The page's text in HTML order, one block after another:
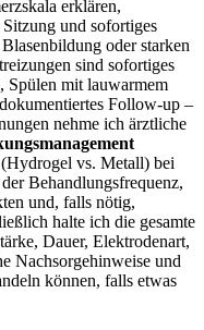
erklären,​
und sofortiges
oder starken
sind sofortiges‌
Spülen ⁢mit‌ lauwarmem
Follow-up –
⁣nehme ich ärztliche
vs. Metall) bei
Behandlungsfrequenz,
und, falls nötig,
halte ich‌ die gesamte
⁤Dauer, Elektrodenart,
Nachsorgehinweise ​und
können, falls⁤ etwas